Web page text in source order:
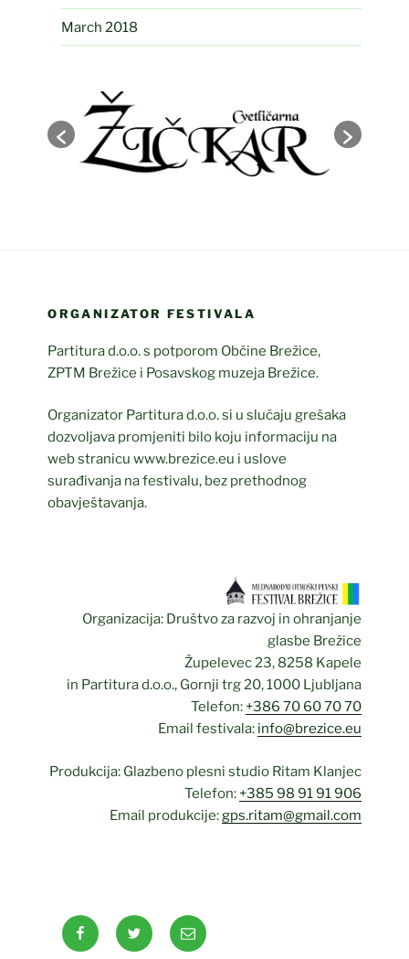
March 2018
ORGANIZATOR FESTIVALA
Partitura d.o.o. s potporom Občine Brežice,
ZPTM Brežice i Posavskog muzeja Brežice.
Organizator Partitura d.o.o. si u slučaju grešaka
dozvoljava promjeniti bilo koju informaciju na
web stranicu www.brezice.eu i uslove
surađivanja na festivalu, bez prethodnog
obavještavanja.
Organizacija: Društvo za razvoj in ohranjanje
glasbe Brežice
Župelevec 23, 8258 Kapele
in Partitura d.o.o., Gornji trg 20, 1000 Ljubljana
Telefon: +386 70 60 70 70
Email festivala: info@brezice.eu
Produkcija: Glazbeno plesni studio Ritam Klanjec
Telefon: +385 98 91 91 906
Email produkcije:gps.ritam@gmail.com
FacebookTwitter Email